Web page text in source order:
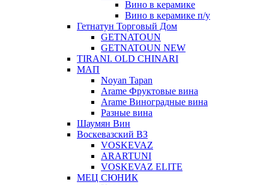
Вино в керамике
Вино в керамике п/у
Гетнатун Торговый Дом
GETNATOUN
GETNATOUN NEW
TIRANI. OLD CHINARI
МАП
Noyan Tapan
Arame Фруктовые вина
Arame Виноградные вина
Разные вина
Шаумян Вин
Воскевазский ВЗ
VOSKEVAZ
ARARTUNI
VOSKEVAZ ELITE
МЕЦ СЮНИК